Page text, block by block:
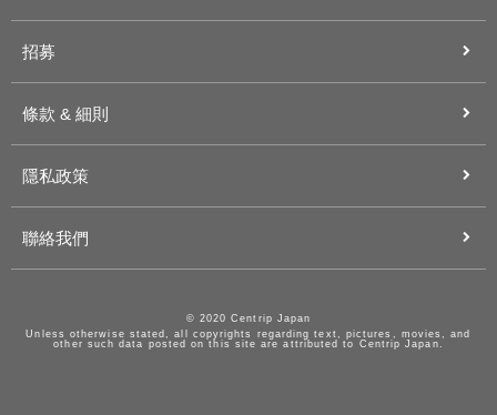
招募
條款 & 細則
隱私政策
聯絡我們
© 2020 Centrip Japan
Unless otherwise stated, all copyrights regarding text, pictures, movies, and
other such data posted on this site are attributed to Centrip Japan.